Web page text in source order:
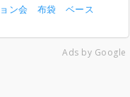
ン会 布袋
ベース
Ads by Google